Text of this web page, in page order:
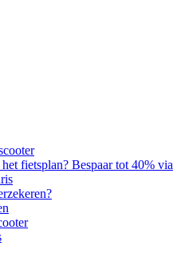
fietsplan? Bespaar tot 40% via